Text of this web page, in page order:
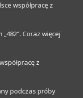
współpracę z
Coraz więcej
z
podczas próby